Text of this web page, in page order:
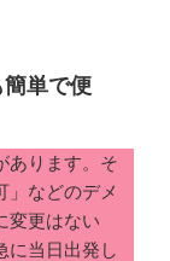
単で便
あります。そ
」などのデメ
変更はない
に当日出発し